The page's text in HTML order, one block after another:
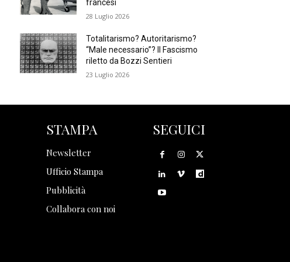
francesi
28 Luglio 2026
Totalitarismo? Autoritarismo?
“Male necessario”? Il Fascismo
riletto da Bozzi Sentieri
23 Luglio 2026
STAMPA
Newsletter
Ufficio Stampa
Pubblicità
Collabora con noi
SEGUICI